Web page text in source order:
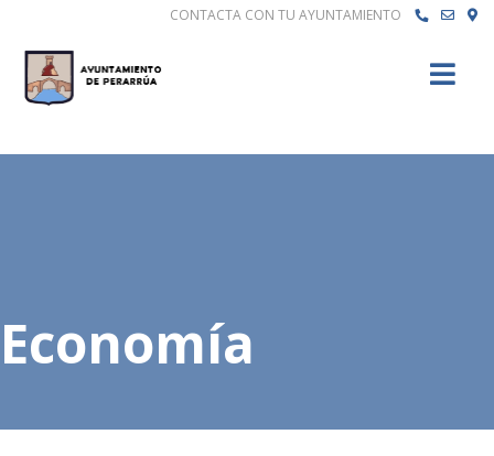
CONTACTA CON TU AYUNTAMIENTO
Economía